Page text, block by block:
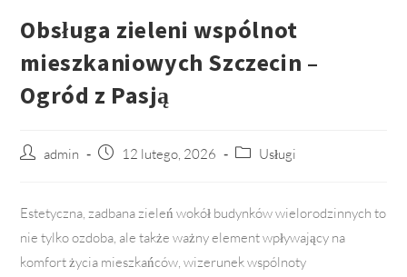
Obsługa zieleni wspólnot
mieszkaniowych Szczecin –
Ogród z Pasją
Postadmin
Post 12 lutego, 2026
PostUsługi
Estetyczna, zadbana zieleń wokół budynków wielorodzinnych to
nie tylko ozdoba, ale także ważny element wpływający na
komfort życia mieszkańców, wizerunek wspólnoty